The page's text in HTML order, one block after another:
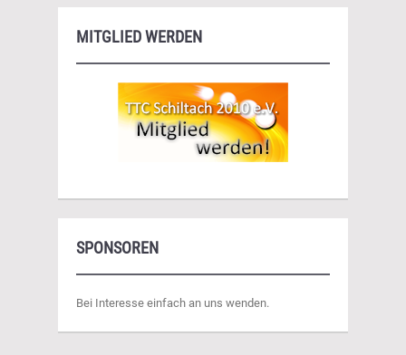
MITGLIED WERDEN
SPONSOREN
Bei Interesse einfach an uns wenden.